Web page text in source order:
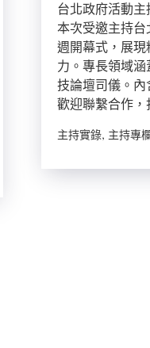
台北政府活動
本次受邀主持
週開幕式，展
力。專長領域
技論壇司儀。內
歡迎聯繫合作，
主持實錄, 主持專欄